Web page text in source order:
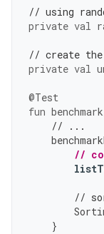
// using
private val
// create the
private val
@Test
fun
// ...
//
//
}